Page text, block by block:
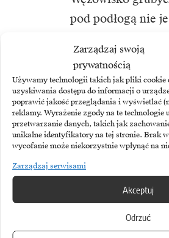
Zarządzaj swoją
prywatnością
Używamy technologii takich jak pliki
uzyskiwania dostępu do informacji o
poprawić jakość przeglądania i wyświetlać
reklamy. Wyrażenie zgody na te technologie
przetwarzanie danych, takich jak
unikalne identyfikatory na tej stronie. Brak
wycofanie może niekorzystnie wpłynąć na
Zarządzaj serwisami
Akceptuj
Odrzuć
pod podłogą nie
Coraz
stają się też
zasilające PDU z
monitoringu
„Odpowiedzią na
monitorowania
środowiskowych
zasilające, które